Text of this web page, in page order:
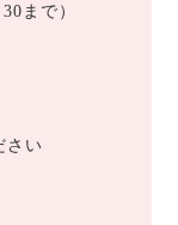
まで）
さい